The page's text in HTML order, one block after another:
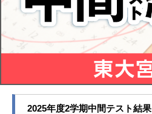
2025年度2学期中間テスト結果